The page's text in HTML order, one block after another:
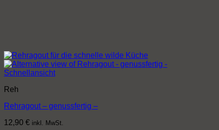
Schnellansicht
Reh
Rehragout – genussfertig –
12,90 € inkl. MwSt.